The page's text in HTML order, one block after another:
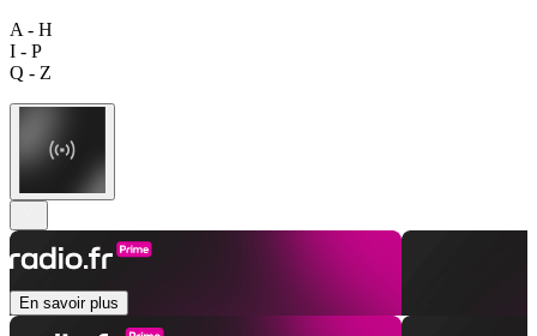
A - H
I - P
Q - Z
En savoir plus